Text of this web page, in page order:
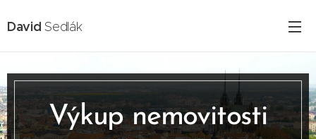
DavidSedlák
Výkup nemovitosti